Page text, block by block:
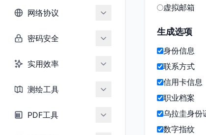
网络协议
密码安全
实用效率
测绘工具
PDF工具
虚拟邮箱
生成选项
身份信息
联系方式
信用卡信息
职业档案
乌拉圭身份
数字指纹